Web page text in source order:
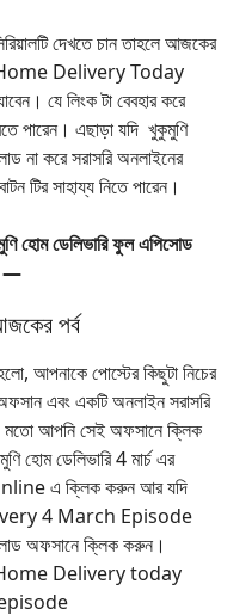
দেখতে চান তাহলে আজকের
Delivery Today
যে লিংক টা বেবহার করে
পারেন। এছাড়া যদি খুকুমুণি
না করে সরাসরি অনলাইনের
টির সাহায্য নিতে পারেন।
হোম ডেলিভারিফুল এপিসোড
—
পর্ব
আপনাকে পোস্টের কিছুটা নিচের
এবং একটি অনলাইন সরাসরি
মতো আপনি সেই অফসানে ক্লিক
হোম ডেলিভারি 4 মার্চ এর
এ ক্লিক করুন আর যদি
4 March Episode
অফসানে ক্লিক করুন।
Delivery today